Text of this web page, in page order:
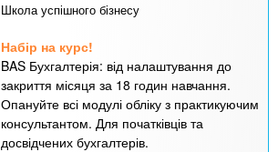
Школа успішного бізнесу
Набір на курс!
BAS Бухгалтерія: від налаштування до
закриття місяця за 18 годин навчання.
Опануйте всі модулі обліку з практикуючим
консультантом. Для початківців та
досвідчених бухгалтерів.